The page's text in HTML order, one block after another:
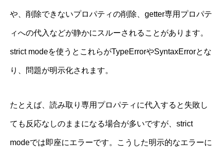
や、削除できないプロパティの削除、getter専用プロパテ
ィへの代入などが静かにスルーされることがあります。
strict modeを使うとこれらがTypeErrorやSyntaxErrorとな
り、問題が明示化されます。
たとえば、読み取り専用プロパティに代入すると失敗し
ても反応なしのままになる場合が多いですが、strict
modeでは即座にエラーです。こうした明示的なエラーに